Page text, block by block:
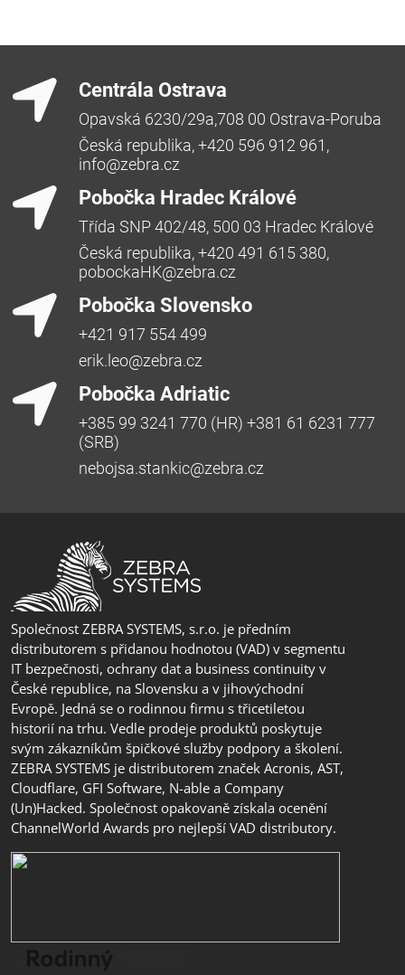
Centrála Ostrava
Opavská 6230/29a,708 00 Ostrava-Poruba
Česká republika, +420 596 912 961,
info@zebra.cz
Pobočka Hradec Králové
Třída SNP 402/48, 500 03 Hradec Králové
Česká republika, +420 491 615 380,
pobockaHK@zebra.cz
Pobočka Slovensko
+421 917 554 499
erik.leo@zebra.cz
Pobočka Adriatic
+385 99 3241 770 (HR) +381 61 6231 777
(SRB)
nebojsa.stankic@zebra.cz
Společnost ZEBRA SYSTEMS, s.r.o. je předním
distributorem s přidanou hodnotou (VAD) v segmentu
IT bezpečnosti, ochrany dat a business continuity v
České republice, na Slovensku a v jihovýchodní
Evropě. Jedná se o rodinnou firmu s třicetiletou
historií na trhu. Vedle prodeje produktů poskytuje
svým zákazníkům špičkové služby podpory a školení.
ZEBRA SYSTEMS je distributorem značek Acronis, AST,
Cloudflare, GFI Software, N-able a Company
(Un)Hacked. Společnost opakovaně získala ocenění
ChannelWorld Awards pro nejlepší VAD distributory.